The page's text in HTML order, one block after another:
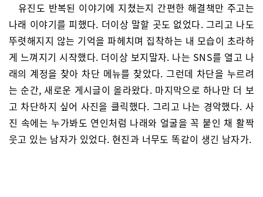
유진도 반복된 이야기에 지쳤는지 간편한 해결책만 주고는
나래 이야기를 피했다. 더이상 말할 곳도 없었다. 그리고 나도
뚜렷해지지 않는 기억을 파헤치며 집착하는 내 모습이 초라하
게 느껴지기 시작했다. 더이상 보지말자. 나는 SNS를 열고 나
래의 계정을 찾아 차단 메뉴를 찾았다. 그런데 차단을 누르려
는 순간, 새로운 게시글이 올라왔다. 마지막으로 하나만 더 보
고 차단하지 싶어 사진을 클릭했다. 그리고 나는 경악했다. 사
진 속에는 누가봐도 연인처럼 나래와 얼굴을 꼭 붙인 채 활짝
웃고 있는 남자가 있었다. 현진과 너무도 똑같이 생긴 남자가.